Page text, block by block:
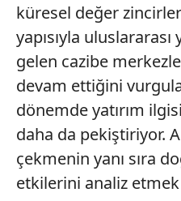
küresel değer
yapısıyla uluslararası
gelen cazibe
devam ettiğini
dönemde yatırım
daha da pekiştiriyor.
çekmenin yanı sıra
etkilerini analiz